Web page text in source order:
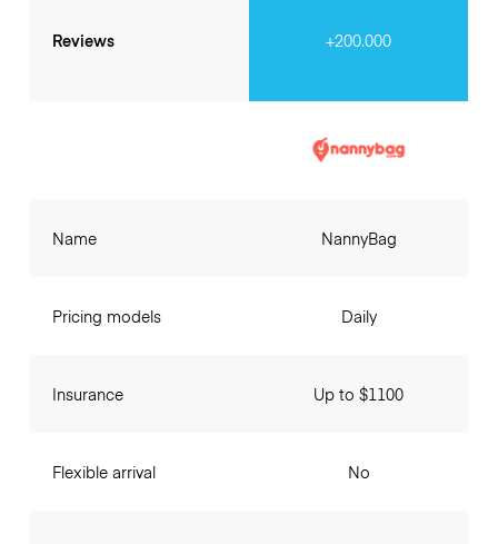
Reviews +200.000
Name
Pricing models
Insurance
Flexible arrival
NannyBag
Daily
Up to $1100
No